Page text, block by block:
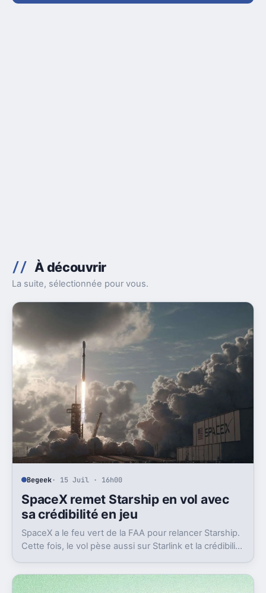
À découvrir
La suite, sélectionnée pour vous.
Begeek· 15 Juil · 16h00
SpaceX remet Starship en vol avec
sa crédibilité en jeu
SpaceX a le feu vert de la FAA pour relancer Starship.
Cette fois, le vol pèse aussi sur Starlink et la crédibilité